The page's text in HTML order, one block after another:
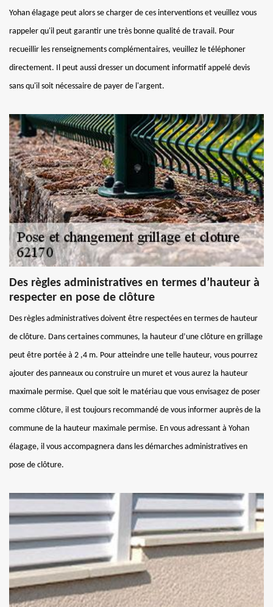
Yohan élagage peut alors se charger de ces interventions et veuillez vous
rappeler qu'il peut garantir une très bonne qualité de travail. Pour
recueillir les renseignements complémentaires, veuillez le téléphoner
directement. Il peut aussi dresser un document informatif appelé devis
sans qu'il soit nécessaire de payer de l'argent.
Des règles administratives en termes d’hauteur à
respecter en pose de clôture
Des règles administratives doivent être respectées en termes de hauteur
de clôture. Dans certaines communes, la hauteur d’une clôture en grillage
peut être portée à 2 ,4 m. Pour atteindre une telle hauteur, vous pourrez
ajouter des panneaux ou construire un muret et vous aurez la hauteur
maximale permise. Quel que soit le matériau que vous envisagez de poser
comme clôture, il est toujours recommandé de vous informer auprès de la
commune de la hauteur maximale permise. En vous adressant à Yohan
élagage, il vous accompagnera dans les démarches administratives en
pose de clôture.